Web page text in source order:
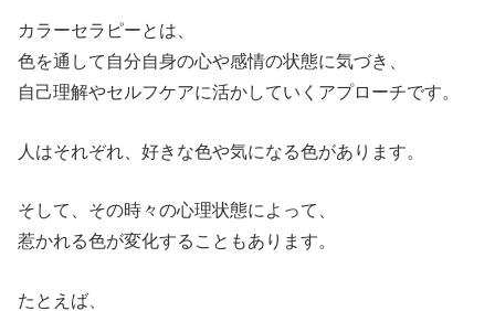
カラーセラピーとは、
色を通して自分自身の心や感情の状態に気づき、
自己理解やセルフケアに活かしていくアプローチです。
人はそれぞれ、好きな色や気になる色があります。
そして、その時々の心理状態によって、
惹かれる色が変化することもあります。
たとえば、